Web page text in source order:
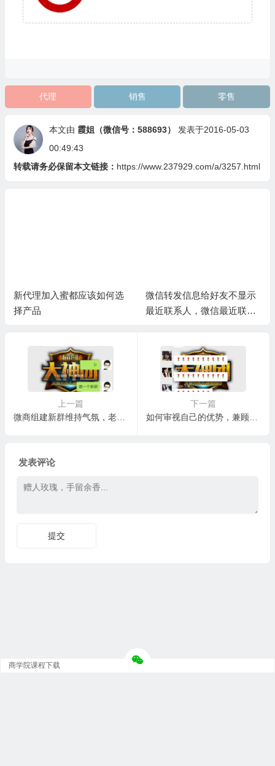
代理 销售 零售
本文由 霞姐（微信号：588693）
发表于2016-05-03
00:49:43
转载请务必保留本文链接： https://www.237929.com/a/3257.html
新代理加入蜜都应该如何选
择产品
微信转发信息给好友不显示
最近联系人，微信最近联系
上一篇
微商组建新群维持气氛，老群死气沉沉，是因为不珍贵的不懂得珍惜
下一篇
如何审视自己的优势，兼顾引流和转化，实现出单
发表评论
商学院课程下载